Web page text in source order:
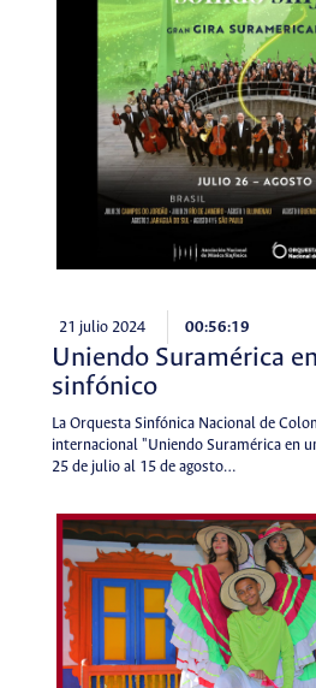
21 julio 2024 00:56:19
Uniendo Suramérica
sinfónico
La Orquesta Sinfónica Nacional de
internacional "Uniendo Suramérica en
25 de julio al 15 de agosto…